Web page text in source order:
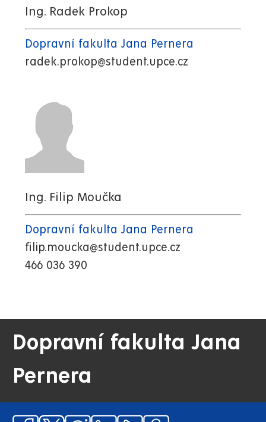
Ing. Radek Prokop
Dopravní fakulta Jana Pernera
radek.prokop@student.upce.cz
Ing. Filip Moučka
Dopravní fakulta Jana Pernera
filip.moucka@student.upce.cz
466 036 390
Dopravní fakulta Jana
Pernera